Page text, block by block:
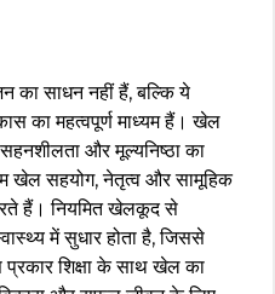
का साधन नहीं हैं, बल्कि ये
का महत्वपूर्ण माध्यम हैं। खेल
और मूल्यनिष्ठा का
खेल सहयोग, नेतृत्व और सामूहिक
हैं। नियमित खेलकूद से
में सुधार होता है, जिससे
शिक्षा के साथ खेल का